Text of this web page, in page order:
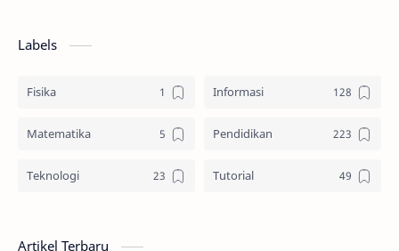
Labels
Fisika Informasi
Matematika Pendidikan
Teknologi Tutorial
Artikel Terbaru